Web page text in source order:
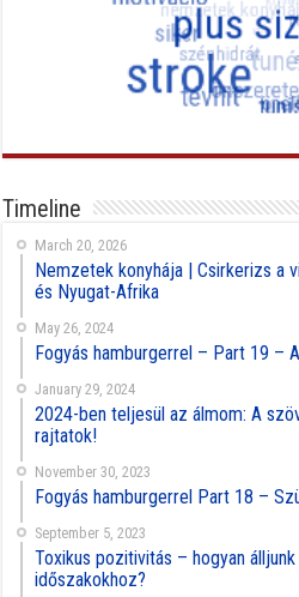
Timeline
March 20, 2026
Nemzetek konyhája | Csirkerizs a
és Nyugat-Afrika
May 26, 2024
Fogyás hamburgerrel – Part 19 –
January 29, 2024
2024-ben teljesül az álmom: A
rajtatok!
November 30, 2023
Fogyás hamburgerrel Part 18 –
September 5, 2023
Toxikus pozitivitás – hogyan
időszakokhoz?